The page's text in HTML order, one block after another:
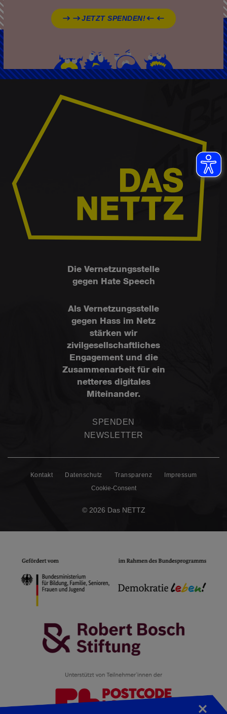
JETZT SPENDEN!
Die Vernetzungsstelle
gegen Hate Speech
Als Vernetzungsstelle
gegen Hass im Netz
stärken wir
zivilgesellschaftliches
Engagement und die
Zusammenarbeit für ein
netteres digitales
Miteinander.
SPENDEN
NEWSLETTER
Kontakt Datenschutz Transparenz
Impressum
Cookie-Consent
© 2026 Das NETTZ